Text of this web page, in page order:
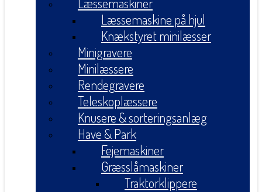
Læssemaskine på hjul
Knækstyret minilæsser
Minigravere
Minilæssere
Rendegravere
Teleskoplæssere
Knusere & sorteringsanlæg
Have & Park
Fejemaskiner
Græsslåmaskiner
Traktorklippere